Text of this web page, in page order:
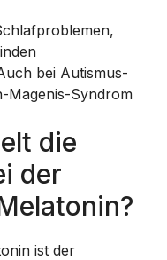
bei Autismus-
Magenis-Syndrom
die
der
ist der